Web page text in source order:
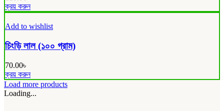
be
on
product
ক্রয় করুন
Add to wishlist
চিংড়ি লাল (১০০ গ্রাম)
70.00৳
ক্রয় করুন
Load more products
Loading...